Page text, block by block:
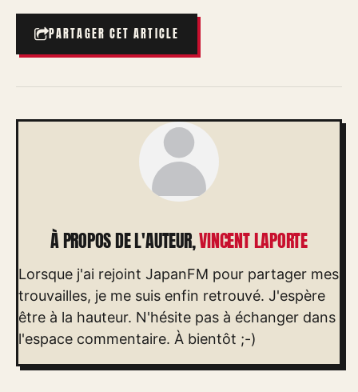
PARTAGER CET ARTICLE
À PROPOS DE L'AUTEUR,VINCENT LAPORTE
Lorsque j'ai rejoint JapanFM pour partager mes
trouvailles, je me suis enfin retrouvé. J'espère
être à la hauteur. N'hésite pas à échanger dans
l'espace commentaire. À bientôt ;-)